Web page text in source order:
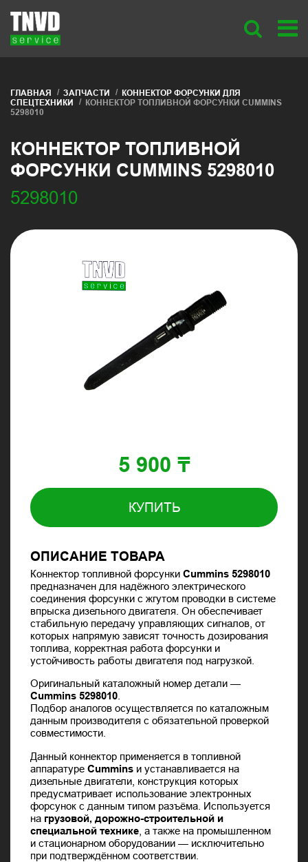
ГЛАВНАЯ ЗАПЧАСТИ
КОННЕКТОР ФОРСУНКИ ДЛЯ
СПЕЦТЕХНИКИ
КОННЕКТОР ТОПЛИВНОЙ ФОРСУНКИ CUMMINS
5298010
КОННЕКТОР ТОПЛИВНОЙ
ФОРСУНКИ CUMMINS 5298010
5298010
5 900 ₸
КУПИТЬ
ОПИСАНИЕ ТОВАРА
Коннектор топливной форсункиCummins 5298010
предназначен для надёжного электрического
соединения форсунки с жгутом проводки в системе
впрыска дизельного двигателя. Он обеспечивает
стабильную передачу управляющих сигналов, от
которых напрямую зависят точность дозирования
топлива, корректная работа форсунки и
устойчивость работы двигателя под нагрузкой.
Оригинальный каталожный номер детали —
Cummins 5298010
Подбор аналогов осуществляется по каталожным
данным производителя с обязательной проверкой
совместимости.
Данный коннектор применяется в топливной
аппаратуреCummins и устанавливается на
дизельные двигатели, конструкция которых
предусматривает использование электронных
форсунок с данным типом разъёма. Используется
на грузовой, дорожно-строительной и
специальной технике , а также на промышленном
и стационарном оборудовании — исключительно
при подтверждённом соответствии.